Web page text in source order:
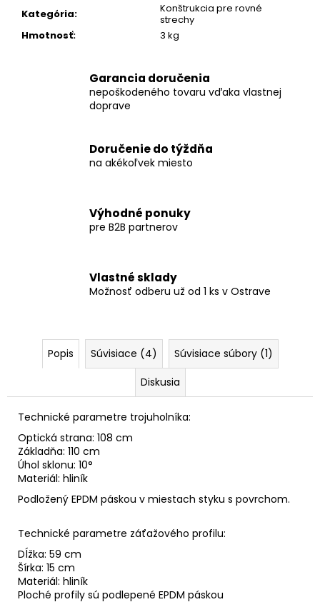
Kategória:
Konštrukcia pre rovné
strechy
Hmotnosť: 3 kg
Garancia doručenia
nepoškodeného tovaru vďaka vlastnej
doprave
Doručenie do týždňa
na akékoľvek miesto
Výhodné ponuky
pre B2B partnerov
Vlastné sklady
Možnosť odberu už od 1 ks v Ostrave
Popis Súvisiace (4)
Súvisiace súbory (1)
Diskusia
Technické parametre trojuholníka:
Optická strana: 108 cm
Základňa: 110 cm
Úhol sklonu: 10°
Materiál: hliník
Podložený EPDM páskou v miestach styku s povrchom.
Technické parametre záťažového profilu:
Dĺžka: 59 cm
Šírka: 15 cm
Materiál: hliník
Ploché profily sú podlepené EPDM páskou
€897,96